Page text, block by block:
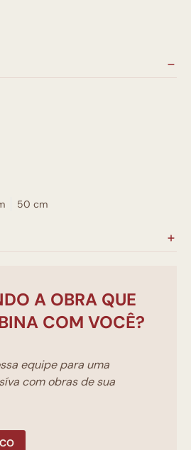
50 cm
A OBRA QUE
COM VOCÊ?
equipe para uma
com obras de sua